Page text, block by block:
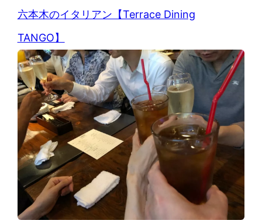
六本木のイタリアン【Terrace Dining
TANGO】